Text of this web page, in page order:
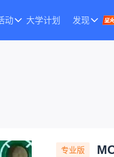
动 大学计划 发现
专业版